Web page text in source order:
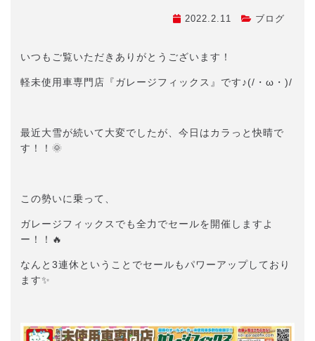
2022.2.11 ブログ
いつもご覧いただきありがとうございます！
軽未使用車専門店『ガレージフィックス』です♪(/・ω・)/
最近大雪が続いて大変でしたが、今日はカラっと快晴で
す！！🌞
この勢いに乗って、
ガレージフィックスでも全力でセールを開催しますよ
ー！！🔥
なんと3連休ということでセールもパワーアップしており
ます✨